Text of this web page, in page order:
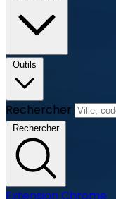
Outils
Rechercher
Rechercher